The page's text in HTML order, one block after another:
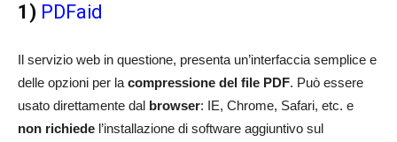
1) PDFaid
Il servizio web in questione, presenta un’interfaccia semplice e
delle opzioni per la compressione del file PDF. Può essere
usato direttamente dal browser: IE, Chrome, Safari, etc. e
non richiede l’installazione di software aggiuntivo sul